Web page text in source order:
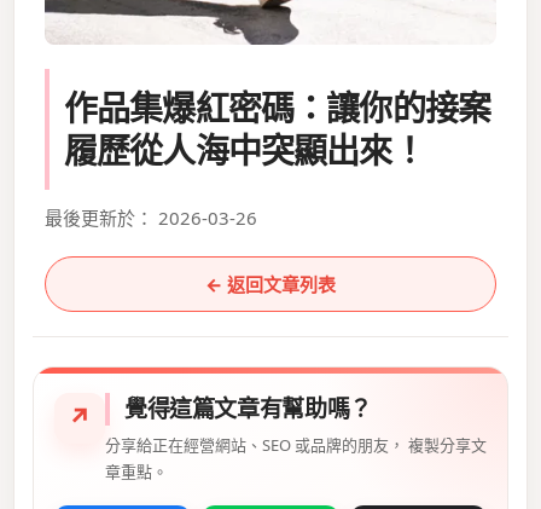
作品集爆紅密碼：讓你的接案
履歷從人海中突顯出來！
最後更新於： 2026-03-26
← 返回文章列表
↗ 覺得這篇文章有幫助嗎？
分享給正在經營網站、SEO 或品牌的朋友， 複製分享文
章重點。